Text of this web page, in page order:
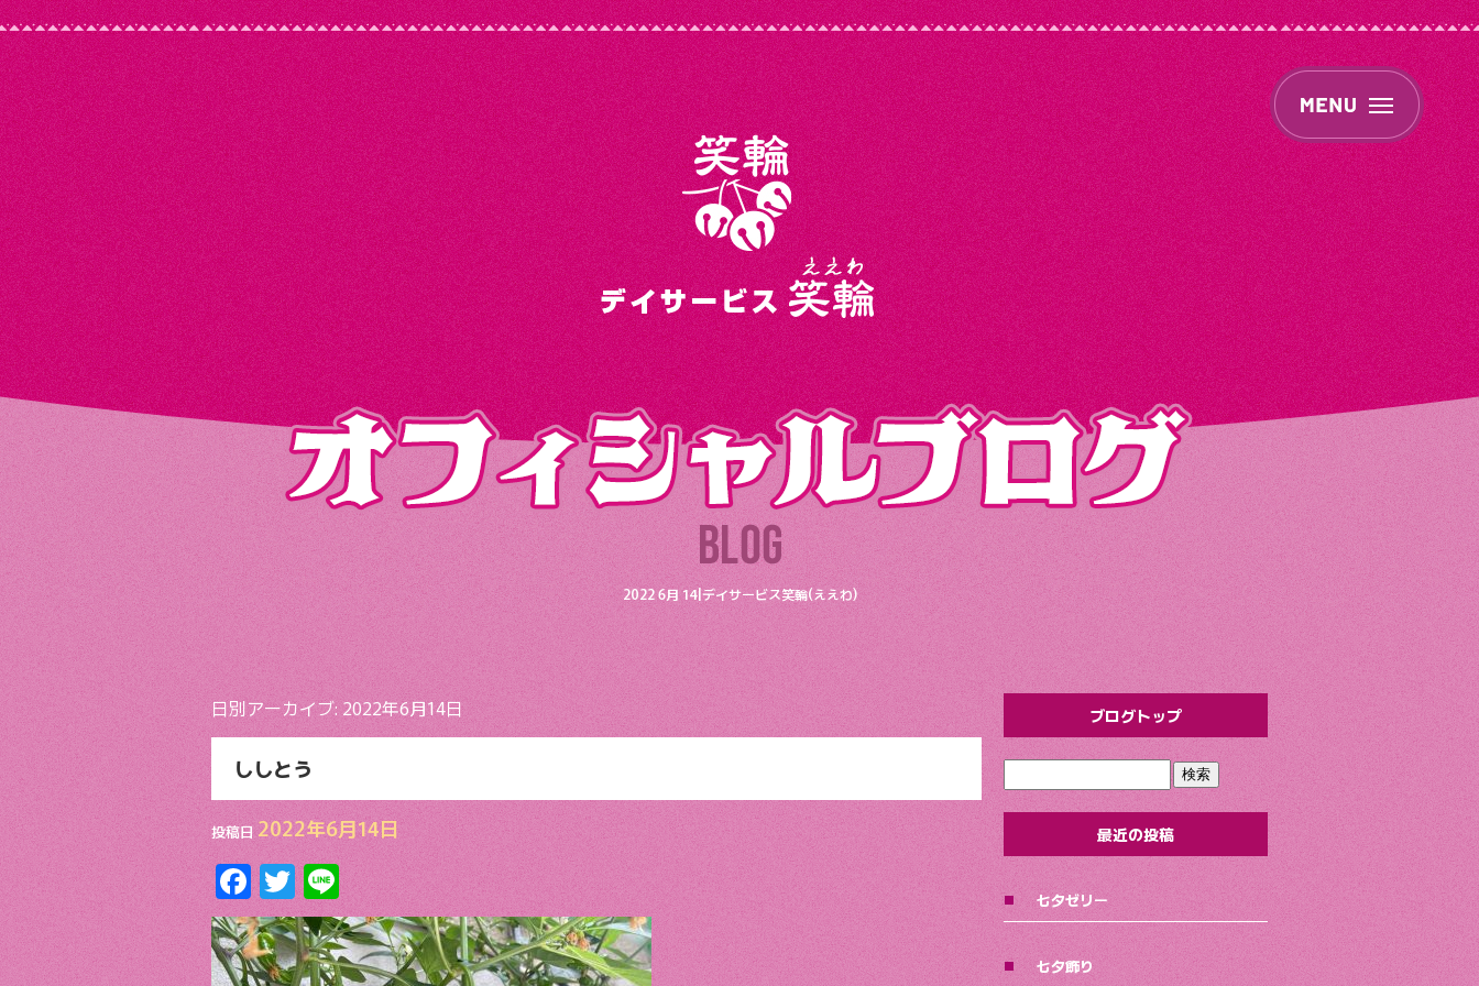
2022 6月 14|デイサービス笑輪(ええわ)
日別アーカイブ:2022年6月14日
ししとう
投稿日 2022年6月14日
F
ac
e
T
w
itt
Li
n
e
ブログトップ
最近の投稿
七夕ゼリー
七夕飾り